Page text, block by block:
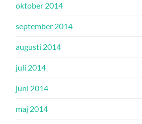
oktober 2014
september 2014
augusti 2014
juli 2014
juni 2014
maj 2014